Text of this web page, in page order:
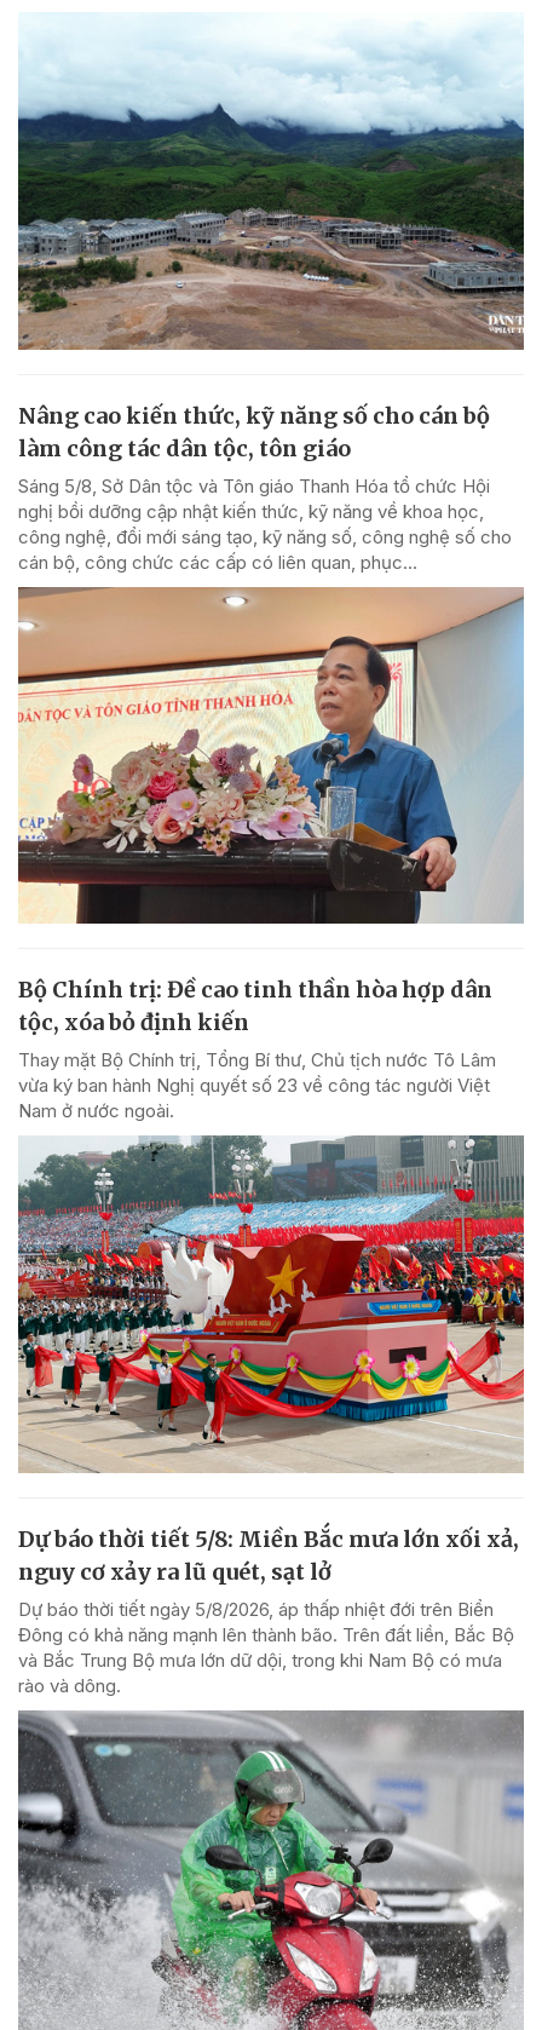
Nâng cao kiến thức, kỹ năng số cho cán bộ
làm công tác dân tộc, tôn giáo
Sáng 5/8, Sở Dân tộc và Tôn giáo Thanh Hóa tổ chức Hội
nghị bồi dưỡng cập nhật kiến thức, kỹ năng về khoa học,
công nghệ, đổi mới sáng tạo, kỹ năng số, công nghệ số cho
cán bộ, công chức các cấp có liên quan, phục...
Bộ Chính trị: Đề cao tinh thần hòa hợp dân
tộc, xóa bỏ định kiến
Thay mặt Bộ Chính trị, Tổng Bí thư, Chủ tịch nước Tô Lâm
vừa ký ban hành Nghị quyết số 23 về công tác người Việt
Nam ở nước ngoài.
Dự báo thời tiết 5/8: Miền Bắc mưa lớn xối xả,
nguy cơ xảy ra lũ quét, sạt lở
Dự báo thời tiết ngày 5/8/2026, áp thấp nhiệt đới trên Biển
Đông có khả năng mạnh lên thành bão. Trên đất liền, Bắc Bộ
và Bắc Trung Bộ mưa lớn dữ dội, trong khi Nam Bộ có mưa
rào và dông.